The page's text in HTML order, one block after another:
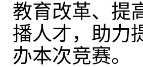
教育改革、提
播人才，助力
办本次竞赛。